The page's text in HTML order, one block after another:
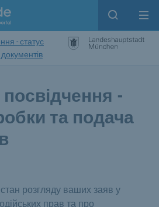
Open
- статус
-
та подача
розгляду ваших заяв у
прав та про